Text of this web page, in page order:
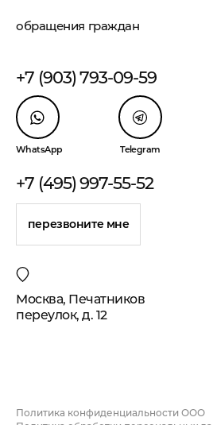
обращения граждан
+7 (903) 793-09-59
WhatsApp Telegram
+7 (495) 997-55-52
перезвоните мне
Москва, Печатников
переулок, д. 12
Политика конфиденциальности ООО